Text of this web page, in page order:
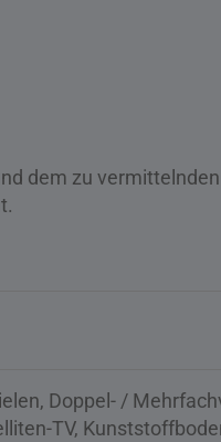
dem zu
Doppel- /
TV